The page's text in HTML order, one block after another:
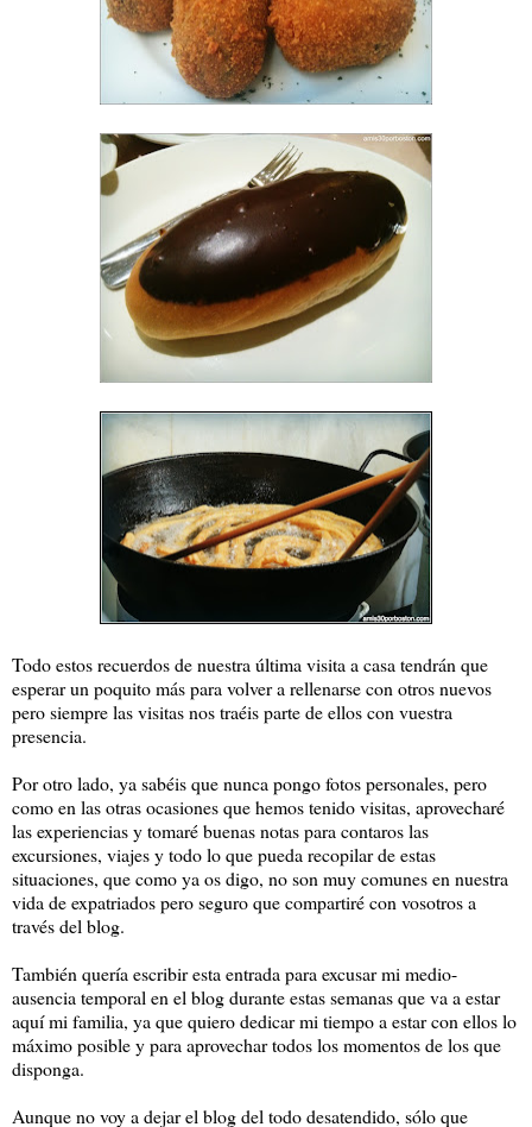
Todo estos recuerdos de nuestra última visita a casa tendrán que
esperar un poquito más para volver a rellenarse con otros nuevos
pero siempre las visitas nos traéis parte de ellos con vuestra
presencia.
Por otro lado, ya sabéis que nunca pongo fotos personales, pero
como en las otras ocasiones que hemos tenido visitas, aprovecharé
las experiencias y tomaré buenas notas para contaros las
excursiones, viajes y todo lo que pueda recopilar de estas
situaciones, que como ya os digo, no son muy comunes en nuestra
vida de expatriados pero seguro que compartiré con vosotros a
través del blog.
También quería escribir esta entrada para excusar mi medio-
ausencia temporal en el blog durante estas semanas que va a estar
aquí mi familia, ya que quiero dedicar mi tiempo a estar con ellos lo
máximo posible y para aprovechar todos los momentos de los que
disponga.
Aunque no voy a dejar el blog del todo desatendido, sólo que